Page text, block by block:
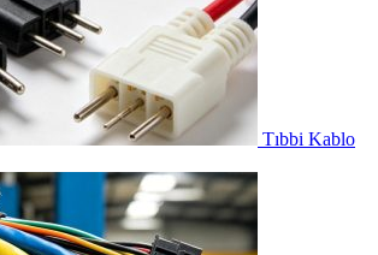
Tıbbi Kablo